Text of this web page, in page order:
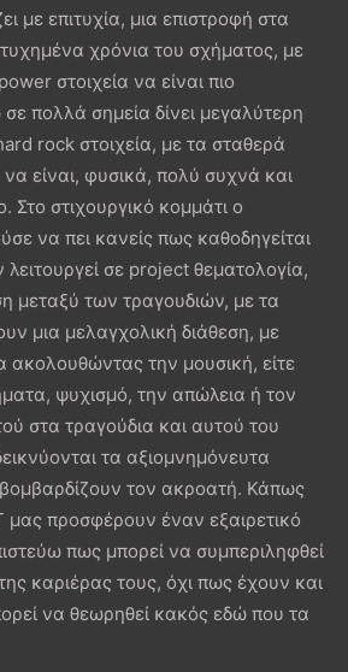
με επιτυχία, μια επιστροφή στα
χρόνια του σχήματος, με
στοιχεία να είναι πιο
πολλά σημεία δίνει μεγαλύτερη
rock στοιχεία, με τα σταθερά
είναι, φυσικά, πολύ συχνά και
Στο στιχουργικό κομμάτι ο
να πει κανείς πως καθοδηγείται
σε project θεματολογία,
μεταξύ των τραγουδιών, με τα
μια μελαγχολική διάθεση, με
την μουσική, είτε
ψυχισμό, την απώλεια ή τον
στα τραγούδια και αυτού του
τα αξιομνημόνευτα
τον ακροατή. Κάπως
μας προσφέρουν έναν εξαιρετικό
πως μπορεί να συμπεριληφθεί
καριέρας τους, όχι πως έχουν και
να θεωρηθεί κακός εδώ που τα